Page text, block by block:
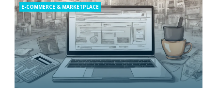
Categories
E-COMMERCE & MARKETPLACE